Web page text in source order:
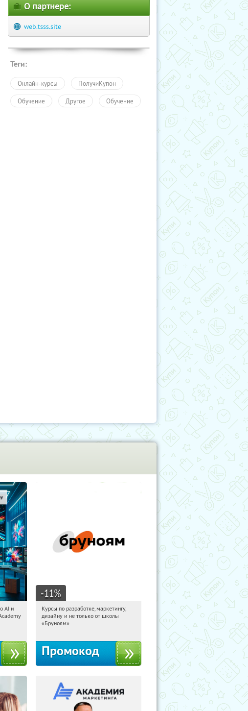
О партнере:
web.tsss.site
Теги:
Онлайн-курсы ПолучиКупон
Обучение Другое Обучение
AI и
-11%
08:29:46
Получи первым!
Россия
Курсы по разработке, маркетингу,
дизайну и не только от школы
«Бруноям»
Промокод